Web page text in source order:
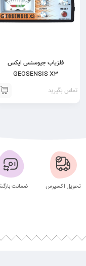
فلزیاب جیوسنس ایکس
GEOSENSIS X3
تماس بگیرید
تحویل اکسپرس ضمانت